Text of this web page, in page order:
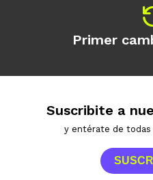
Primer
Suscribite a
y entérate de todas